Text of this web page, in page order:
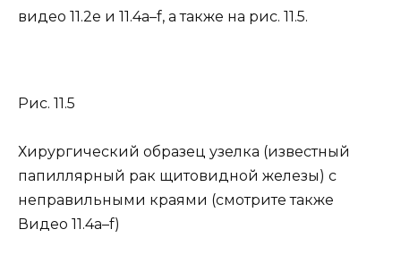
видео 11.2e и 11.4a–f, а также на рис. 11.5.
Рис. 11.5
Хирургический образец узелка (известный
папиллярный рак щитовидной железы) с
неправильными краями (смотрите также
Видео 11.4a–f)